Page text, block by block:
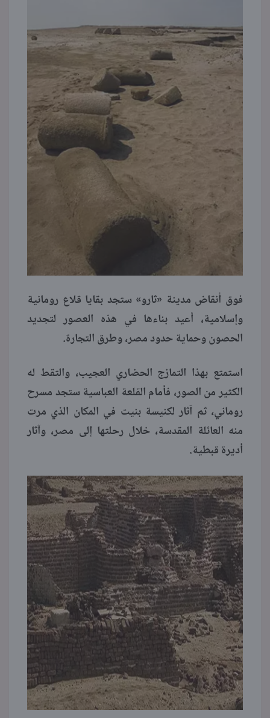
فوق أنقاض مدينة «ثارو» ستجد بقايا قلاع رومانية
وإسلامية، أعيد بناءها في هذه العصور لتجديد
الحصون وحماية حدود مصر، وطرق التجارة.
استمتع بهذا التمازج الحضاري العجيب، والتقط له
الكثير من الصور، فأمام القلعة العباسية ستجد مسرح
روماني، ثم آثار لكنيسة بنيت في المكان الذي مرت
منه العائلة المقدسة، خلال رحلتها إلى مصر، وآثار
أديرة قبطية.